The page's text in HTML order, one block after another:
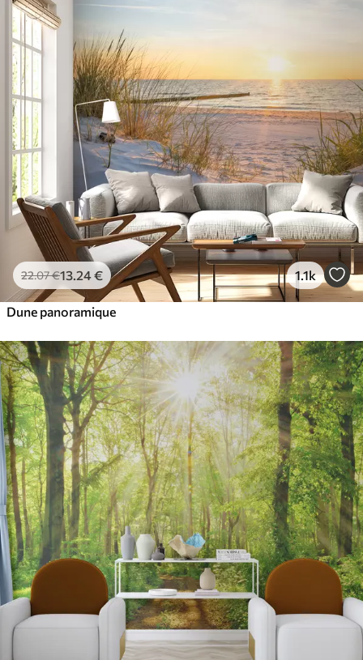
22.07€13 .24€ 1.1k
Dune panoramique